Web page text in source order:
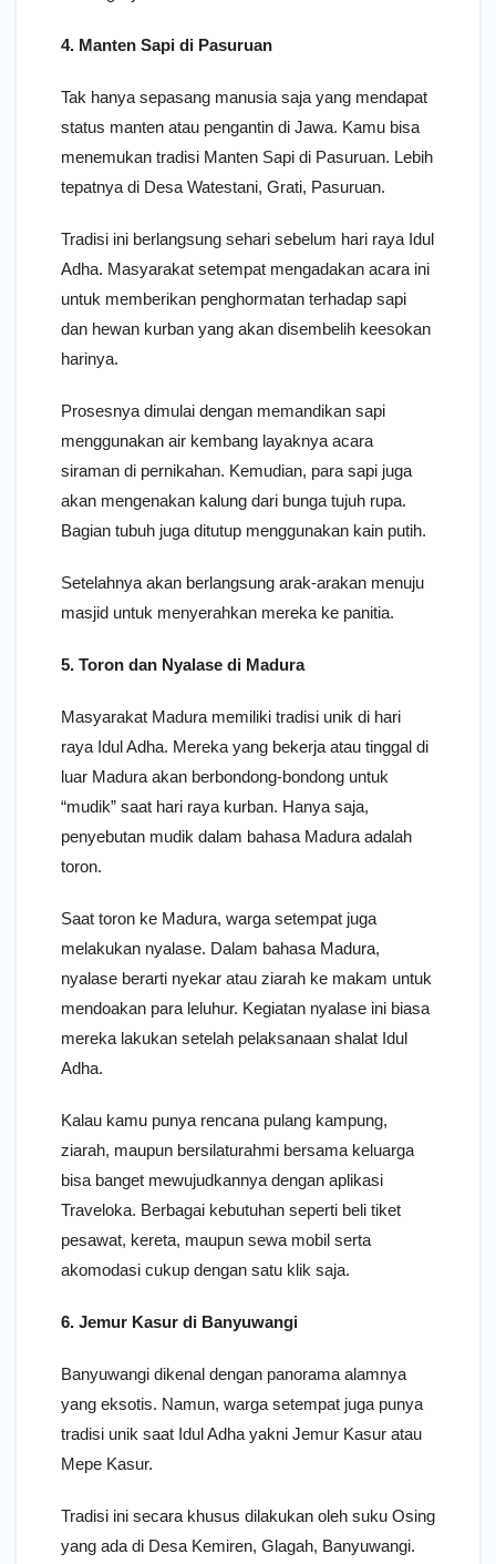
4. Manten Sapi di Pasuruan
Tak hanya sepasang manusia saja yang mendapat
status manten atau pengantin di Jawa. Kamu bisa
menemukan tradisi Manten Sapi di Pasuruan. Lebih
tepatnya di Desa Watestani, Grati, Pasuruan.
Tradisi ini berlangsung sehari sebelum hari raya Idul
Adha. Masyarakat setempat mengadakan acara ini
untuk memberikan penghormatan terhadap sapi
dan hewan kurban yang akan disembelih keesokan
harinya.
Prosesnya dimulai dengan memandikan sapi
menggunakan air kembang layaknya acara
siraman di pernikahan. Kemudian, para sapi juga
akan mengenakan kalung dari bunga tujuh rupa.
Bagian tubuh juga ditutup menggunakan kain putih.
Setelahnya akan berlangsung arak-arakan menuju
masjid untuk menyerahkan mereka ke panitia.
5. Toron dan Nyalase di Madura
Masyarakat Madura memiliki tradisi unik di hari
raya Idul Adha. Mereka yang bekerja atau tinggal di
luar Madura akan berbondong-bondong untuk
“mudik” saat hari raya kurban. Hanya saja,
penyebutan mudik dalam bahasa Madura adalah
toron.
Saat toron ke Madura, warga setempat juga
melakukan nyalase. Dalam bahasa Madura,
nyalase berarti nyekar atau ziarah ke makam untuk
mendoakan para leluhur. Kegiatan nyalase ini biasa
mereka lakukan setelah pelaksanaan shalat Idul
Adha.
Kalau kamu punya rencana pulang kampung,
ziarah, maupun bersilaturahmi bersama keluarga
bisa banget mewujudkannya dengan aplikasi
Traveloka. Berbagai kebutuhan seperti beli tiket
pesawat, kereta, maupun sewa mobil serta
akomodasi cukup dengan satu klik saja.
6. Jemur Kasur di Banyuwangi
Banyuwangi dikenal dengan panorama alamnya
yang eksotis. Namun, warga setempat juga punya
tradisi unik saat Idul Adha yakni Jemur Kasur atau
Mepe Kasur.
Tradisi ini secara khusus dilakukan oleh suku Osing
yang ada di Desa Kemiren, Glagah, Banyuwangi.